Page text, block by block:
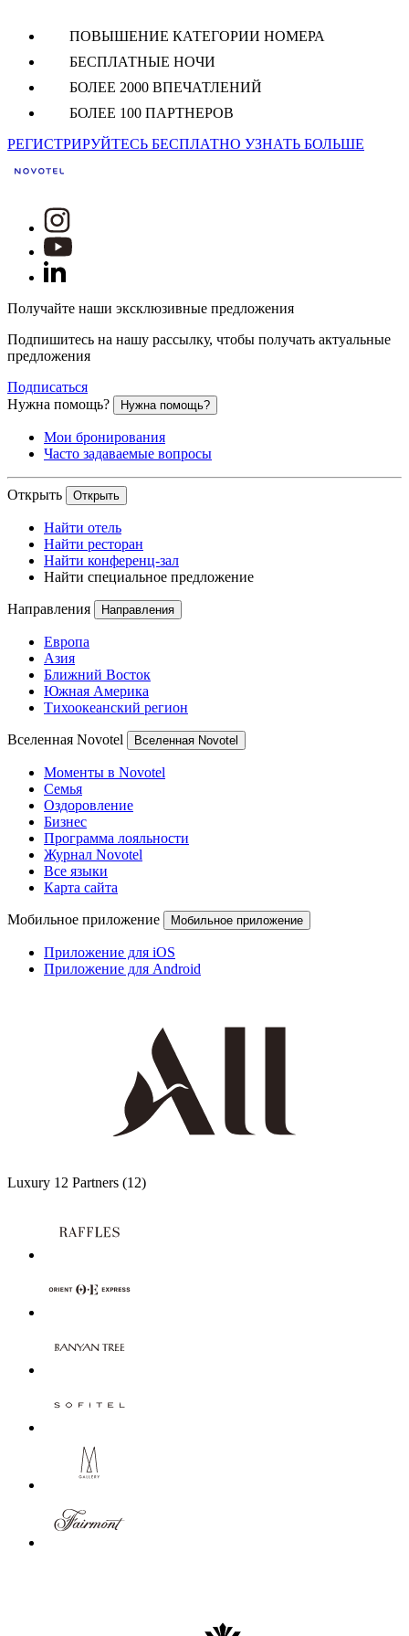
ПОВЫШЕНИЕ КАТЕГОРИИ НОМЕРА
БЕСПЛАТНЫЕ НОЧИ
БОЛЕЕ 2000 ВПЕЧАТЛЕНИЙ
БОЛЕЕ 100 ПАРТНЕРОВ
РЕГИСТРИРУЙТЕСЬ БЕСПЛАТНО УЗНАТЬ БОЛЬШЕ
Получайте наши эксклюзивные предложения
Подпишитесь на нашу рассылку, чтобы получать актуальные
предложения
Подписаться
Нужна помощь?
Нужна помощь?
Мои бронирования
Часто задаваемые вопросы
Открыть Открыть
Найти отель
Найти ресторан
Найти конференц-зал
Найти специальное предложение
Направления Направления
Европа
Азия
Ближний Восток
Южная Америка
Тихоокеанский регион
Вселенная Novotel Вселенная Novotel
Моменты в Novotel
Семья
Оздоровление
Бизнес
Программа лояльности
Журнал Novotel
Все языки
Карта сайта
Мобильное приложение Мобильное приложение
Приложение для iOS
Приложение для Android
Luxury 12 Partners (12)